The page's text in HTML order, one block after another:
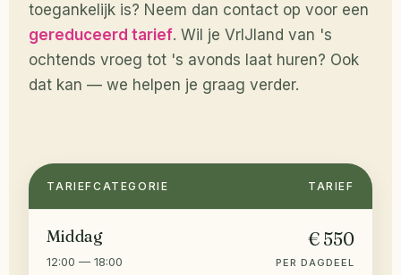
toegankelijk is? Neem dan contact op voor een
gereduceerd tarief. Wil je VrIJland van 's
ochtends vroeg tot 's avonds laat huren? Ook
dat kan — we helpen je graag verder.
TARIEFCATEGORIE TARIEF
Middag
12:00 — 18:00
€ 550
PER DAGDEEL